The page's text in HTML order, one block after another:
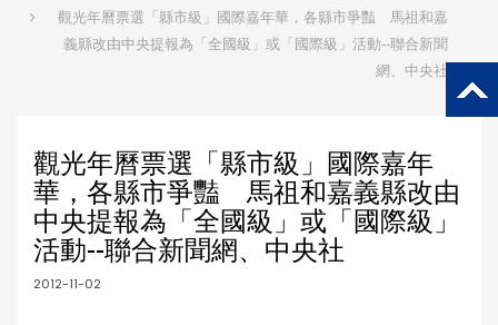
觀光年曆票選「縣市級」國際嘉年華，各縣市爭豔 馬祖和嘉
義縣改由中央提報為「全國級」或「國際級」活動--聯合新聞
網、中央社
觀光年曆票選「縣市級」國際嘉年
華，各縣市爭豔 馬祖和嘉義縣改由
中央提報為「全國級」或「國際級」
活動--聯合新聞網、中央社
2012-11-02